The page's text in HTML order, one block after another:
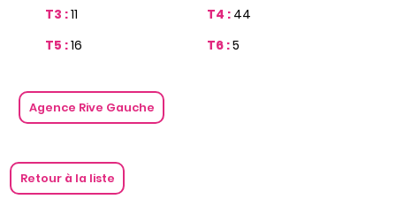
T3 :11 T4 : 44
T5 :16 T6 :5
Agence Rive Gauche
Retour à la liste